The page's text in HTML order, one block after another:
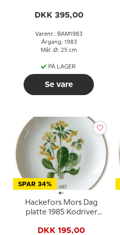
DKK 395,00
Varenr.: BAM1983
Årgang: 1983
Mål: Ø: 25 cm
PÅ LAGER
Se vare
SPAR 34%
Hackefors Mors Dag
platte 1985 Kodriver
DKK 195,00